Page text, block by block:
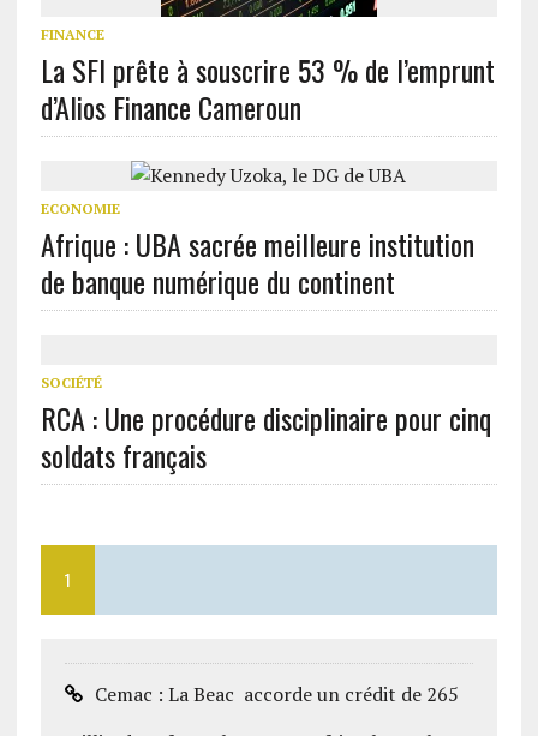
FINANCE
La SFI prête à souscrire 53 % de l’emprunt
d’Alios Finance Cameroun
ECONOMIE
Afrique : UBA sacrée meilleure institution
de banque numérique du continent
SOCIÉTÉ
RCA : Une procédure disciplinaire pour cinq
soldats français
1
Cemac : La Beac accorde un crédit de 265